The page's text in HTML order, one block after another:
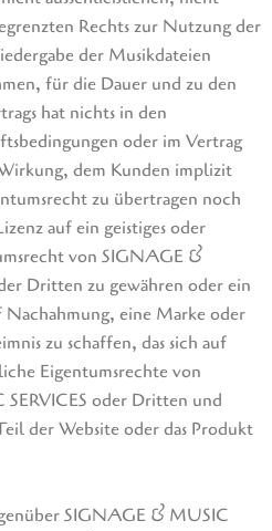
Rechts zur Nutzung der
der Musikdateien
für die Dauer und zu den
hat nichts in den
oder im Vertrag
dem Kunden implizit
zu übertragen noch
auf ein geistiges oder
von SIGNAGE &
Dritten zu gewähren oder ein
Nachahmung, eine Marke oder
zu schaffen, das sich auf
Eigentumsrechte von
oder Dritten und
der Website oder das Produkt
SIGNAGE & MUSIC